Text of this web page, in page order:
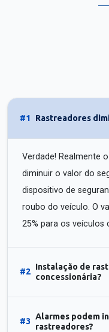
#1 Rastreadores
Verdade! Realmente
diminuir o valor do
dispositivo de
roubo do veículo. O
25% para os veículos
#2
Instalação de
concessionária?
#3
Alarmes podem
rastreadores?